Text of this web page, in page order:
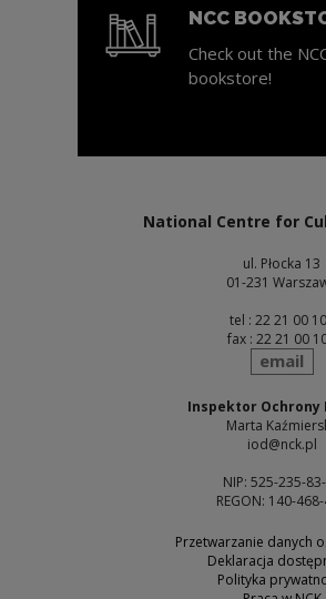
NCC
Check out the
bookstore!
National Centre for
ul. Płocka 13
01-231
tel : 22 21 00
fax : 22 21 00
send
email
Inspektor Ochrony
Marta
iod@nck.pl
NIP: 525-235-
REGON: 140-
Przetwarzanie danych
Deklaracja
Polityka